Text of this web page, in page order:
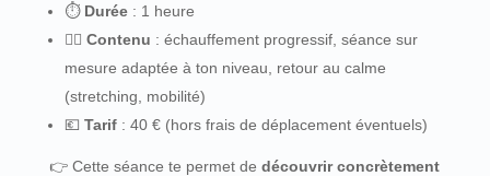
⏱️ Durée: 1 heure
🧘‍♂️ Contenu : échauffement progressif, séance sur
mesure adaptée à ton niveau, retour au calme
(stretching, mobilité)
💶 Tarif: 40 € (hors frais de déplacement éventuels)
👉 Cette séance te permet de découvrir concrètement